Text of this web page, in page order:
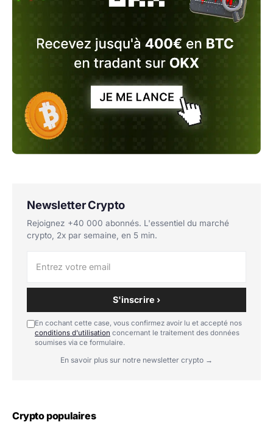
Newsletter Crypto
Rejoignez +40 000 abonnés. L'essentiel du marché
crypto, 2x par semaine, en 5 min.
S'inscrire ›
En cochant cette case, vous confirmez avoir lu et accepté nos
conditions d'utilisation concernant le traitement des données
soumises via ce formulaire.
En savoir plus sur notre newsletter crypto →
Crypto populaires